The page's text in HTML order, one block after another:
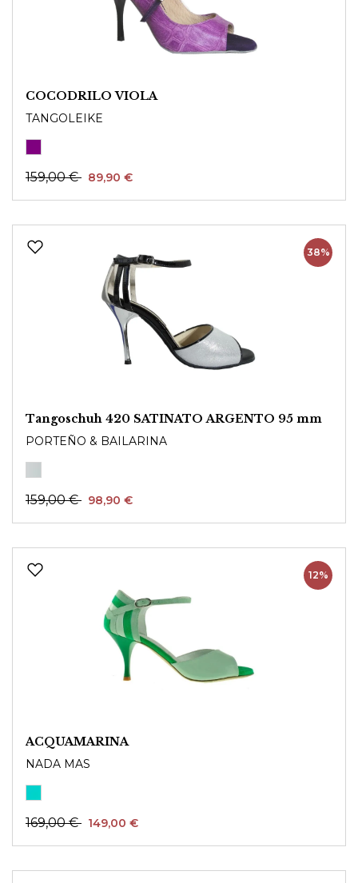
COCODRILO VIOLA
TANGOLEIKE
159,00 € 89,90 €
38%
Tangoschuh 420 SATINATO ARGENTO 95 mm
PORTEÑO & BAILARINA
159,00 € 98,90 €
12%
ACQUAMARINA
NADA MAS
169,00 € 149,00 €